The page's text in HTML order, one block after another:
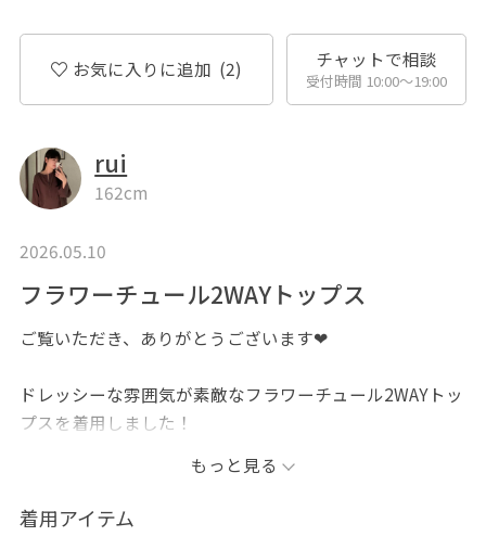
お気に入りに追加 (2) チャットで相談
受付時間 10:00〜19:00
rui
162cm
2026.05.10
フラワーチュール2WAYトップス
ご覧いただき、ありがとうございます❤︎
ドレッシーな雰囲気が素敵なフラワーチュール2WAYトッ
プスを着用しました！
Tシャツ、ブラウス、ワンピース、どんなアイテムにも合
わせられます万能ジレ☺︎
普段のスタイルにプラスするだけでコーディネートが一
もっと見る
着用アイテム